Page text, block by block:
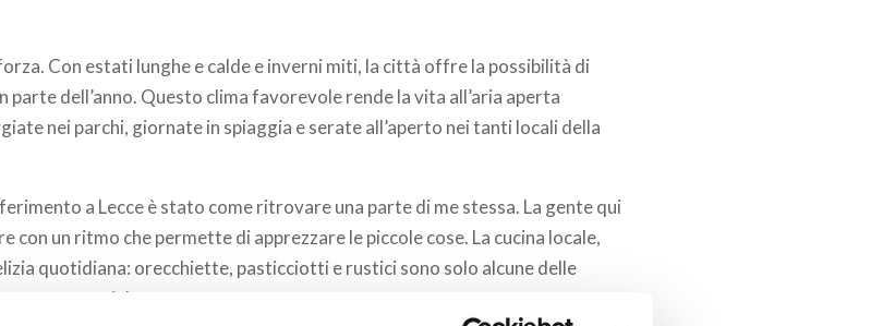
Con estati lunghe e calde e inverni miti, la città offre la possibilità di
dell’anno. Questo clima favorevole rende la vita all’aria aperta
nei parchi, giornate in spiaggia e serate all’aperto nei tanti locali della
a Lecce è stato come ritrovare una parte di me stessa. La gente qui
con un ritmo che permette di apprezzare le piccole cose. La cucina locale,
quotidiana: orecchiette, pasticciotti e rustici sono solo alcune delle
speciale.